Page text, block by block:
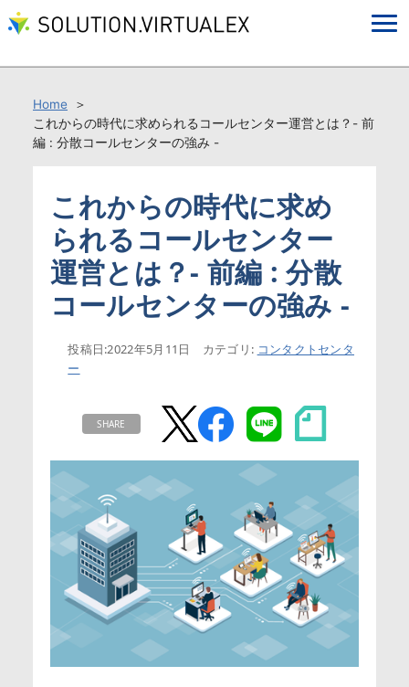
Home
これからの時代に求められるコールセンター運営とは？- 前
編 : 分散コールセンターの強み -
これからの時代に求め
られるコールセンター
運営とは？- 前編 : 分散
コールセンターの強み -
投稿日:2022年5月11日 カテゴリ: コンタクトセンタ
ー
SHARE